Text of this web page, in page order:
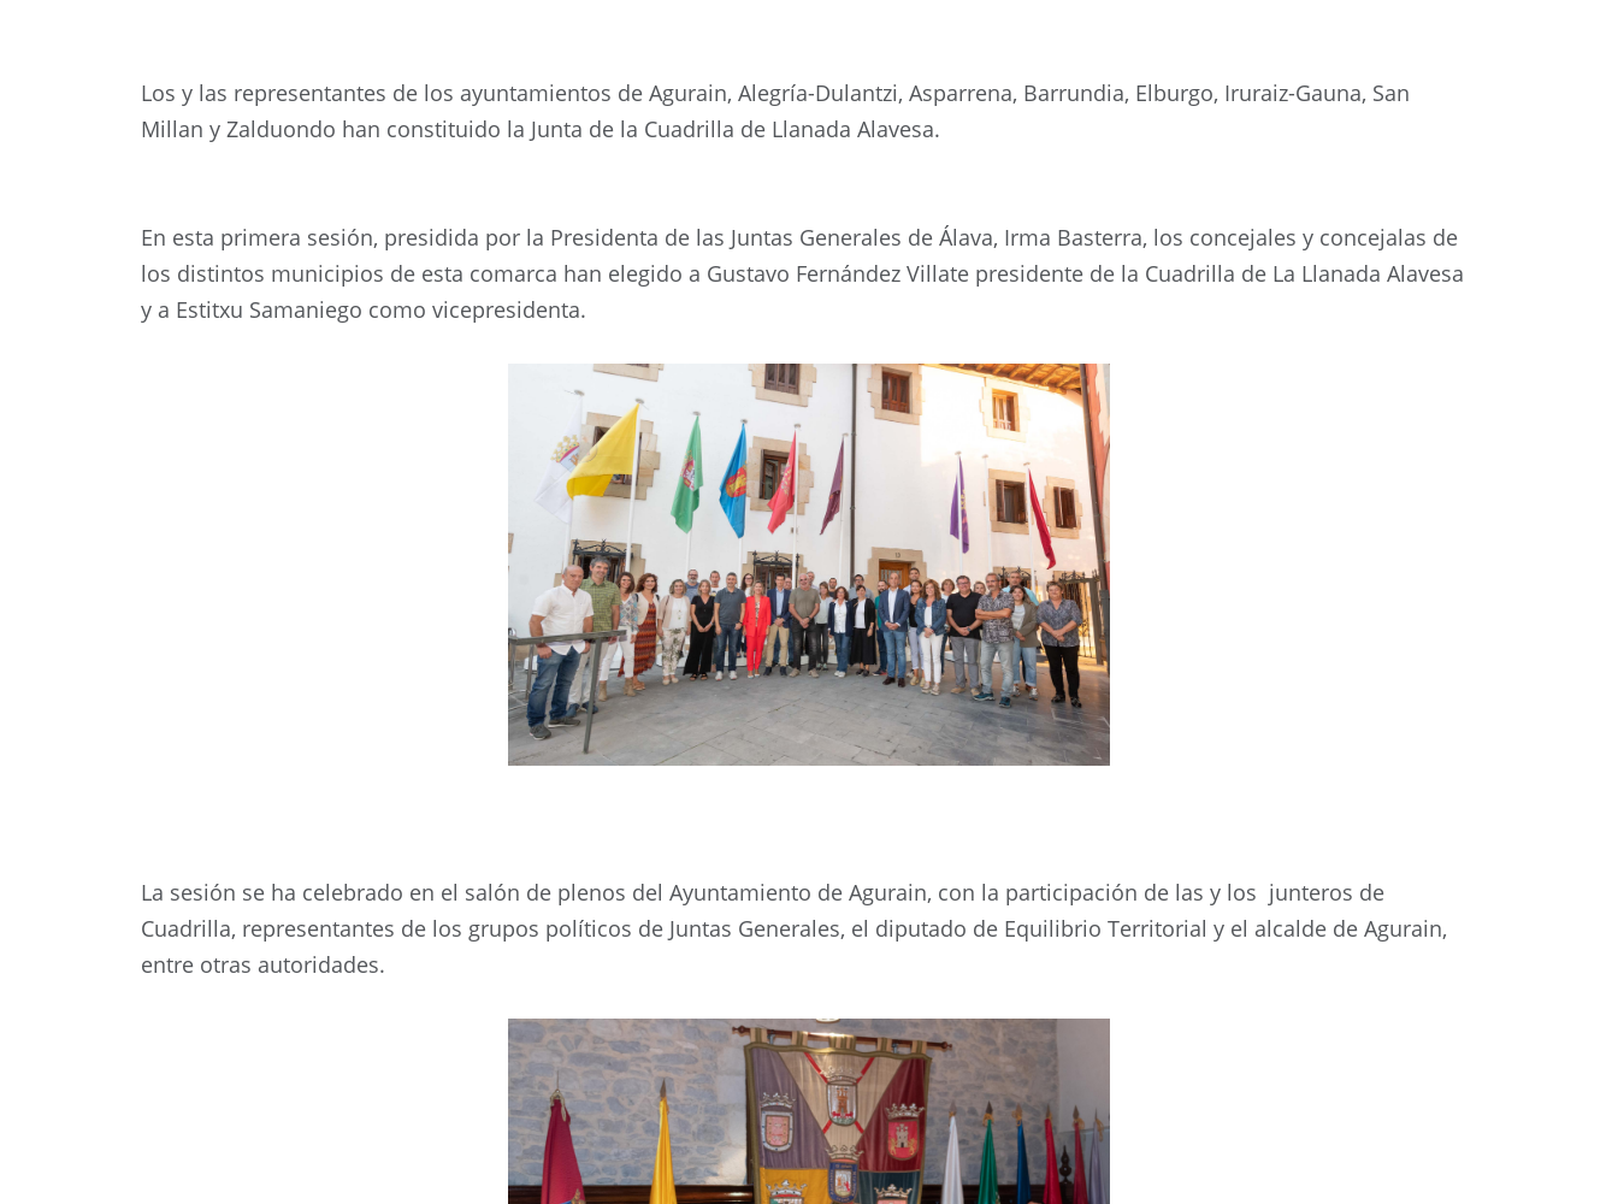
Los y las representantes de los ayuntamientos de Agurain, Alegría-Dulantzi, Asparrena, Barrundia, Elburgo, Iruraiz-Gauna, San
Millan y Zalduondo han constituido la Junta de la Cuadrilla de Llanada Alavesa.
En esta primera sesión, presidida por la Presidenta de las Juntas Generales de Álava, Irma Basterra, los concejales y concejalas de
los distintos municipios de esta comarca han elegido a Gustavo Fernández Villate presidente de la Cuadrilla de La Llanada Alavesa
y a Estitxu Samaniego como vicepresidenta.
La sesión se ha celebrado en el salón de plenos del Ayuntamiento de Agurain, con la participación de las y los junteros de
Cuadrilla, representantes de los grupos políticos de Juntas Generales, el diputado de Equilibrio Territorial y el alcalde de Agurain,
entre otras autoridades.